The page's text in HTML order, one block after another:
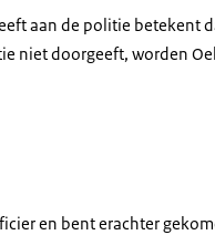
aan de politie betekent
niet doorgeeft, worden
en bent erachter